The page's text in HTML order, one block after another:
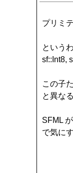
プリミ
という
sf::Int8,
この子
と異な
SFML
で気に